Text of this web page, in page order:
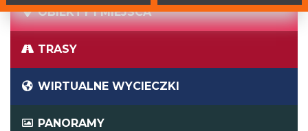
OBIEKTY I MIEJSCA
TRASY
WIRTUALNE WYCIECZKI
PANORAMY